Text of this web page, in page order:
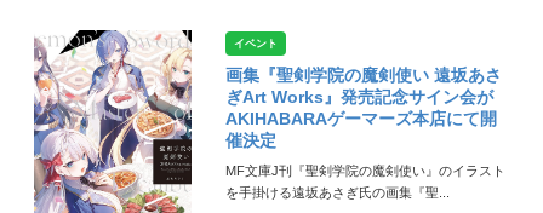
イベント
画集『聖剣学院の魔剣使い 遠坂あさ
ぎArt Works』発売記念サイン会が
AKIHABARAゲーマーズ本店にて開
催決定
MF文庫J刊『聖剣学院の魔剣使い』のイラスト
を手掛ける遠坂あさぎ氏の画集『聖...